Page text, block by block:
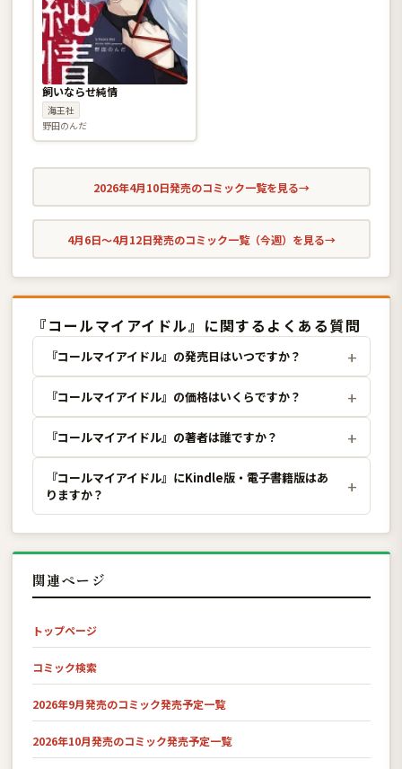
飼いならせ純情
海王社
野田のんだ
2026年4月10日発売のコミック一覧を見る→
4月6日〜4月12日発売のコミック一覧（今週）を見る→
『コールマイアイドル』に関するよくある質問
『コールマイアイドル』の発売日はいつですか？
『コールマイアイドル』の価格はいくらですか？
『コールマイアイドル』の著者は誰ですか？
『コールマイアイドル』にKindle版・電子書籍版はあ
りますか？
関連ページ
トップページ
コミック検索
2026年9月発売のコミック発売予定一覧
2026年10月発売のコミック発売予定一覧